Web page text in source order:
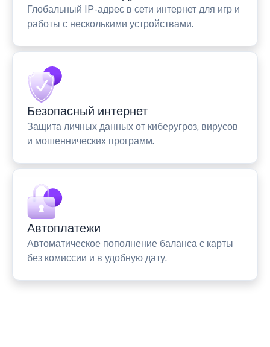
Глобальный IP-адрес в сети интернет для игр и
работы с несколькими устройствами.
Безопасный интернет
Защита личных данных от киберугроз, вирусов
и мошеннических программ.
Автоплатежи
Автоматическое пополнение баланса с карты
без комиссии и в удобную дату.